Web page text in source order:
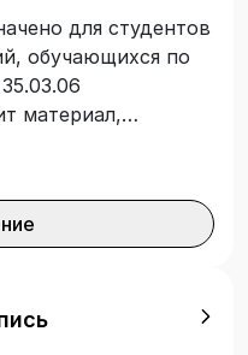
для студентов
обучающихся по
материал,
дисциплины
деталей с.–х.